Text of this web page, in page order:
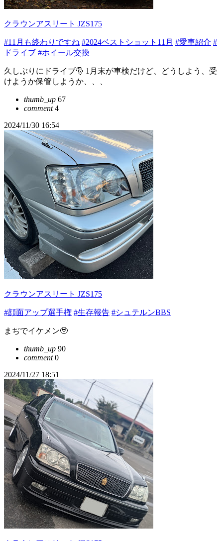
クラウンアスリート JZS175
#11月も終わりですね #2024ベストショット11月 #愛車紹介 #
ドライブ #ホイール交換
久しぶりにドライブ🎅 1月末が車検だけど、どうしよう、受
けようか保管しようか、、、
thumb_up 67
comment4
2024/11/30 16:54
クラウンアスリート JZS175
#顔面アップ選手権 #生存報告 #シュテルンBBS
まぢでイケメン🥹
thumb_up 90
comment0
2024/11/27 18:51